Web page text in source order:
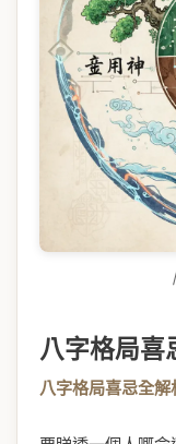
八字格局喜
八字格局喜忌全解